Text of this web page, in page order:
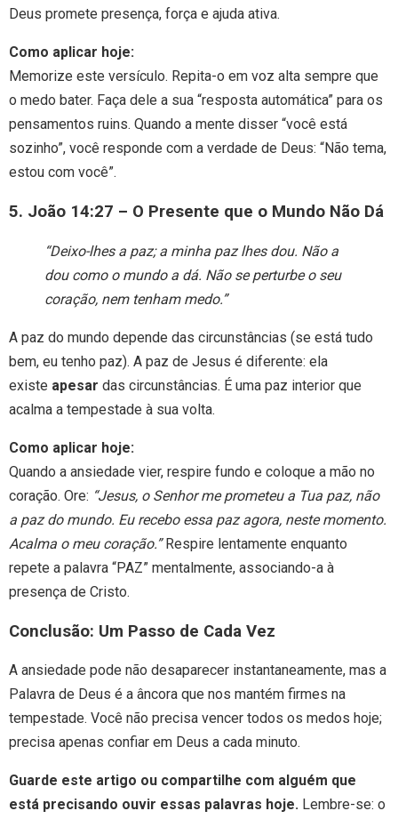
Deus promete presença, força e ajuda ativa.
Como aplicar hoje:
Memorize este versículo. Repita-o em voz alta sempre que
o medo bater. Faça dele a sua “resposta automática” para os
pensamentos ruins. Quando a mente disser “você está
sozinho”, você responde com a verdade de Deus: “Não tema,
estou com você”.
5. João 14:27 – O Presente que o Mundo Não Dá
“Deixo-lhes a paz; a minha paz lhes dou. Não a
dou como o mundo a dá. Não se perturbe o seu
coração, nem tenham medo.”
A paz do mundo depende das circunstâncias (se está tudo
bem, eu tenho paz). A paz de Jesus é diferente: ela
existe apesar das circunstâncias. É uma paz interior que
acalma a tempestade à sua volta.
Como aplicar hoje:
Quando a ansiedade vier, respire fundo e coloque a mão no
coração. Ore: “Jesus, o Senhor me prometeu a Tua paz, não
a paz do mundo. Eu recebo essa paz agora, neste momento.
Acalma o meu coração.”Respire lentamente enquanto
repete a palavra “PAZ” mentalmente, associando-a à
presença de Cristo.
Conclusão: Um Passo de Cada Vez
A ansiedade pode não desaparecer instantaneamente, mas a
Palavra de Deus é a âncora que nos mantém firmes na
tempestade. Você não precisa vencer todos os medos hoje;
precisa apenas confiar em Deus a cada minuto.
Guarde este artigo ou compartilhe com alguém que
está precisando ouvir essas palavras hoje. Lembre-se: o